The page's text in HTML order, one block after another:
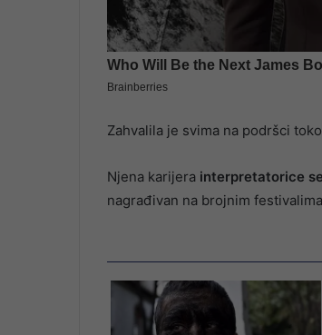
Zahvalila je svima na podršci
Njena karijera interpretatorice
nagrađivan na brojnim